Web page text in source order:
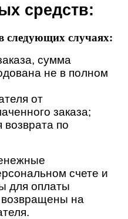
средств:
следующих случаях:
сумма
не в полном
от
заказа;
возврата по
счете и
для оплаты
на